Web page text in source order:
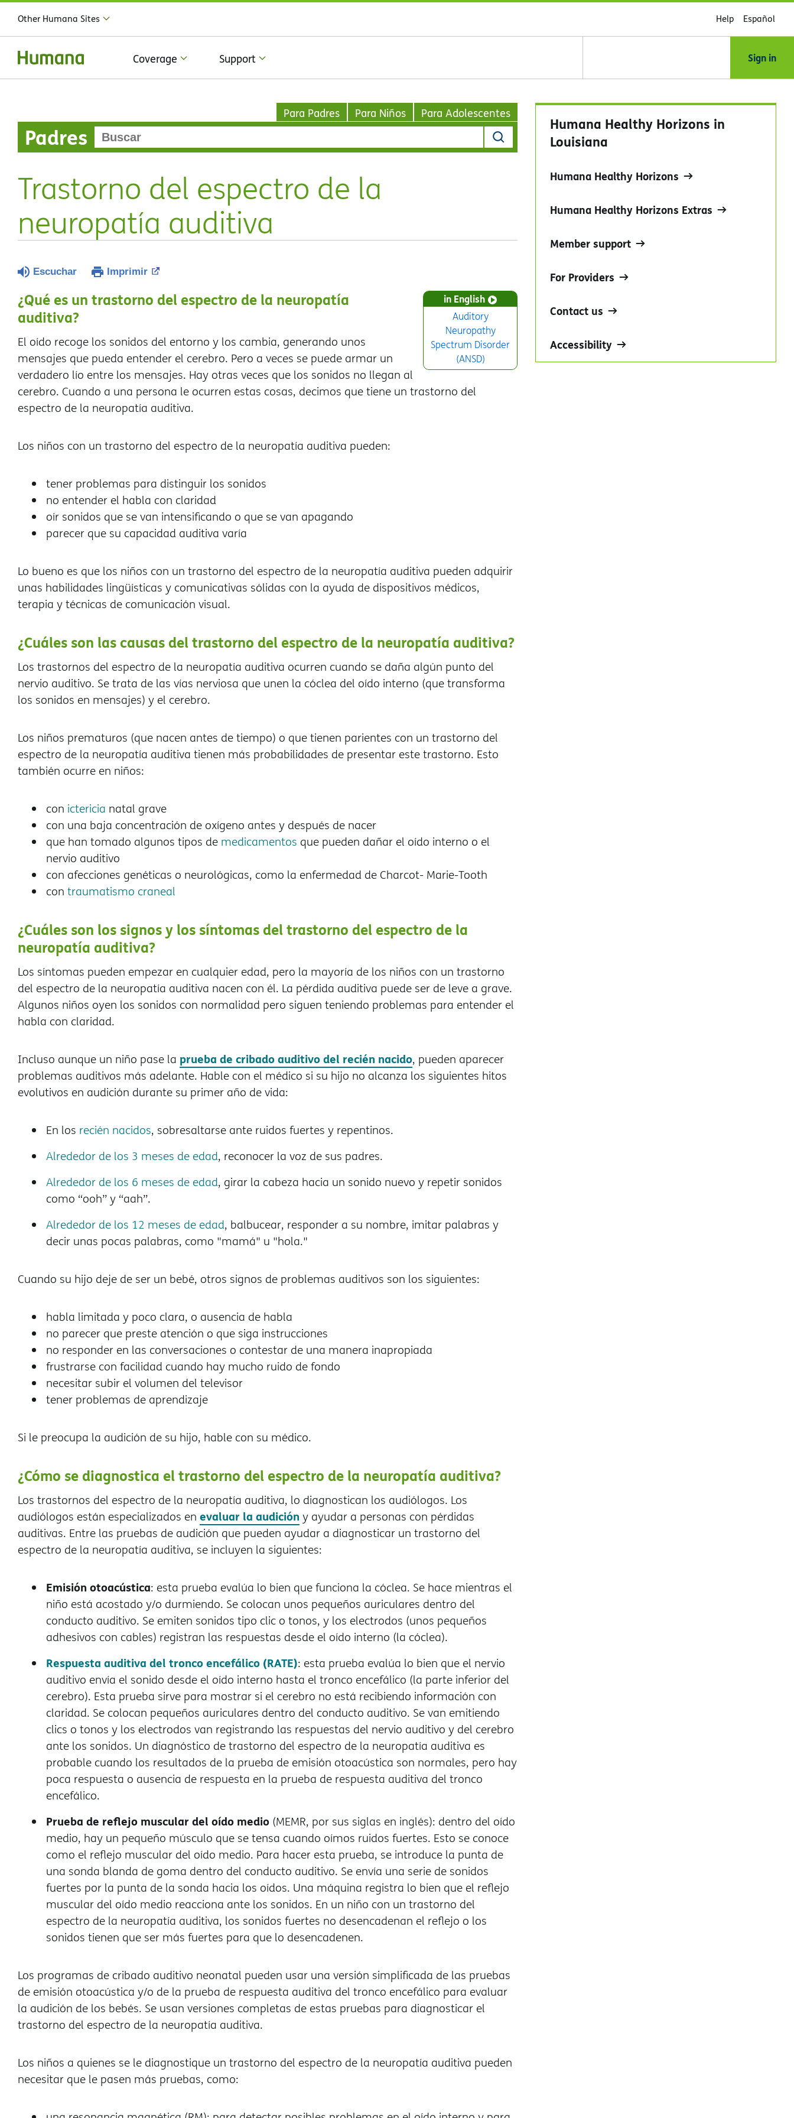
Other Humana Sites Help Español
Coverage Support Sign in
Para Padres Para Niños Para Adolescentes
Padres
Trastorno del espectro de la
neuropatía auditiva
Escuchar Imprimir
in English
Auditory
Neuropathy
Spectrum Disorder
(ANSD)
¿Qué es un trastorno del espectro de la neuropatía
auditiva?
El oído recoge los sonidos del entorno y los cambia, generando unos
mensajes que pueda entender el cerebro. Pero a veces se puede armar un
verdadero lío entre los mensajes. Hay otras veces que los sonidos no llegan al
cerebro. Cuando a una persona le ocurren estas cosas, decimos que tiene un trastorno del
espectro de la neuropatía auditiva.
Los niños con un trastorno del espectro de la neuropatía auditiva pueden:
tener problemas para distinguir los sonidos
no entender el habla con claridad
oír sonidos que se van intensificando o que se van apagando
parecer que su capacidad auditiva varía
Lo bueno es que los niños con un trastorno del espectro de la neuropatía auditiva pueden adquirir
unas habilidades lingüísticas y comunicativas sólidas con la ayuda de dispositivos médicos,
terapia y técnicas de comunicación visual.
¿Cuáles son las causas del trastorno del espectro de la neuropatía auditiva?
Los trastornos del espectro de la neuropatía auditiva ocurren cuando se daña algún punto del
nervio auditivo. Se trata de las vías nerviosa que unen la cóclea del oído interno (que transforma
los sonidos en mensajes) y el cerebro.
Los niños prematuros (que nacen antes de tiempo) o que tienen parientes con un trastorno del
espectro de la neuropatía auditiva tienen más probabilidades de presentar este trastorno. Esto
también ocurre en niños:
con ictericia natal grave
con una baja concentración de oxígeno antes y después de nacer
que han tomado algunos tipos de medicamentos que pueden dañar el oído interno o el
nervio auditivo
con afecciones genéticas o neurológicas, como la enfermedad de Charcot- Marie-Tooth
con traumatismo craneal
¿Cuáles son los signos y los síntomas del trastorno del espectro de la
neuropatía auditiva?
Los síntomas pueden empezar en cualquier edad, pero la mayoría de los niños con un trastorno
del espectro de la neuropatía auditiva nacen con él. La pérdida auditiva puede ser de leve a grave.
Algunos niños oyen los sonidos con normalidad pero siguen teniendo problemas para entender el
habla con claridad.
Incluso aunque un niño pase la prueba de cribado auditivo del recién nacido, pueden aparecer
problemas auditivos más adelante. Hable con el médico si su hijo no alcanza los siguientes hitos
evolutivos en audición durante su primer año de vida:
En los recién nacidos, sobresaltarse ante ruidos fuertes y repentinos.
Alrededor de los 3 meses de edad, reconocer la voz de sus padres.
Alrededor de los 6 meses de edad, girar la cabeza hacia un sonido nuevo y repetir sonidos
como “ooh” y “aah”.
Alrededor de los 12 meses de edad, balbucear, responder a su nombre, imitar palabras y
decir unas pocas palabras, como "mamá" u "hola."
Cuando su hijo deje de ser un bebé, otros signos de problemas auditivos son los siguientes:
habla limitada y poco clara, o ausencia de habla
no parecer que preste atención o que siga instrucciones
no responder en las conversaciones o contestar de una manera inapropiada
frustrarse con facilidad cuando hay mucho ruido de fondo
necesitar subir el volumen del televisor
tener problemas de aprendizaje
Si le preocupa la audición de su hijo, hable con su médico.
¿Cómo se diagnostica el trastorno del espectro de la neuropatía auditiva?
Los trastornos del espectro de la neuropatía auditiva, lo diagnostican los audiólogos. Los
audiólogos están especializados en evaluar la audición y ayudar a personas con pérdidas
auditivas. Entre las pruebas de audición que pueden ayudar a diagnosticar un trastorno del
espectro de la neuropatía auditiva, se incluyen la siguientes:
Emisión otoacústica: esta prueba evalúa lo bien que funciona la cóclea. Se hace mientras el
niño está acostado y/o durmiendo. Se colocan unos pequeños auriculares dentro del
conducto auditivo. Se emiten sonidos tipo clic o tonos, y los electrodos (unos pequeños
adhesivos con cables) registran las respuestas desde el oído interno (la cóclea).
Respuesta auditiva del tronco encefálico (RATE): esta prueba evalúa lo bien que el nervio
auditivo envía el sonido desde el oído interno hasta el tronco encefálico (la parte inferior del
cerebro). Esta prueba sirve para mostrar si el cerebro no está recibiendo información con
claridad. Se colocan pequeños auriculares dentro del conducto auditivo. Se van emitiendo
clics o tonos y los electrodos van registrando las respuestas del nervio auditivo y del cerebro
ante los sonidos. Un diagnóstico de trastorno del espectro de la neuropatía auditiva es
probable cuando los resultados de la prueba de emisión otoacústica son normales, pero hay
poca respuesta o ausencia de respuesta en la prueba de respuesta auditiva del tronco
encefálico.
Prueba de reflejo muscular del oído medio (MEMR, por sus siglas en inglés): dentro del oído
medio, hay un pequeño músculo que se tensa cuando oímos ruidos fuertes. Esto se conoce
como el reflejo muscular del oído medio. Para hacer esta prueba, se introduce la punta de
una sonda blanda de goma dentro del conducto auditivo. Se envía una serie de sonidos
fuertes por la punta de la sonda hacia los oídos. Una máquina registra lo bien que el reflejo
muscular del oído medio reacciona ante los sonidos. En un niño con un trastorno del
espectro de la neuropatía auditiva, los sonidos fuertes no desencadenan el reflejo o los
sonidos tienen que ser más fuertes para que lo desencadenen.
Los programas de cribado auditivo neonatal pueden usar una versión simplificada de las pruebas
de emisión otoacústica y/o de la prueba de respuesta auditiva del tronco encefálico para evaluar
la audición de los bebés. Se usan versiones completas de estas pruebas para diagnosticar el
trastorno del espectro de la neuropatía auditiva.
Los niños a quienes se le diagnostique un trastorno del espectro de la neuropatía auditiva pueden
necesitar que le pasen más pruebas, como:
Humana Healthy Horizons in
Louisiana
Humana Healthy Horizons
Humana Healthy Horizons Extras
Member support
For Providers
Contact us
Accessibility